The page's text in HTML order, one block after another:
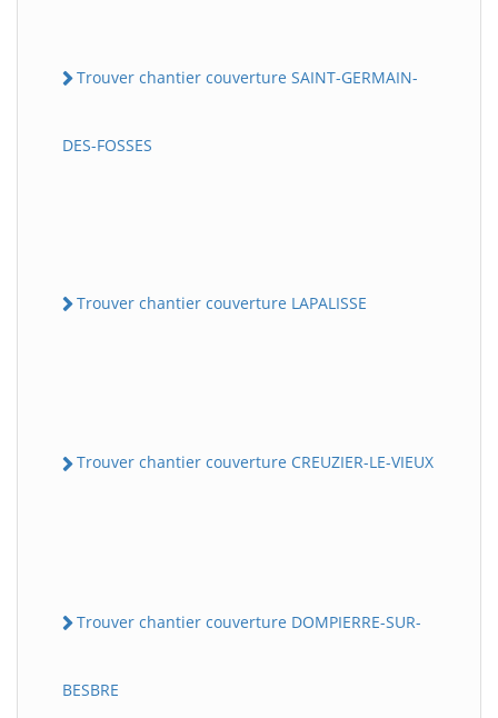
Trouver chantier couverture SAINT-GERMAIN-
DES-FOSSES
Trouver chantier couverture LAPALISSE
Trouver chantier couverture CREUZIER-LE-VIEUX
Trouver chantier couverture DOMPIERRE-SUR-
BESBRE